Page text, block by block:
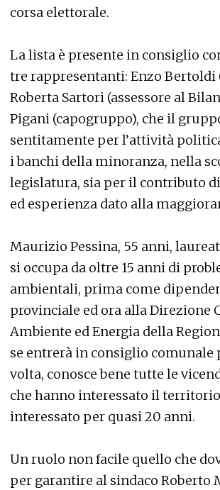
corsa elettorale.
La lista è presente in consiglio
tre rappresentanti: Enzo Bertoldi
Roberta Sartori (assessore al
Pigani (capogruppo), che il
sentitamente per l’attività
i banchi della minoranza, nella
legislatura, sia per il contributo
ed esperienza dato alla
Maurizio Pessina, 55 anni,
si occupa da oltre 15 anni di
ambientali, prima come
provinciale ed ora alla Direzione
Ambiente ed Energia della
se entrerà in consiglio comunale
volta, conosce bene tutte le
che hanno interessato il
interessato per quasi 20 anni.
Un ruolo non facile quello che
per garantire al sindaco Roberto